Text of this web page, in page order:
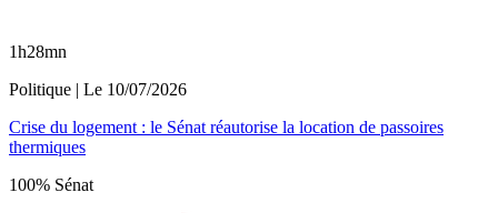
1h28mn
Politique | Le 10/07/2026
Crise du logement : le Sénat réautorise la location de passoires
thermiques
100% Sénat